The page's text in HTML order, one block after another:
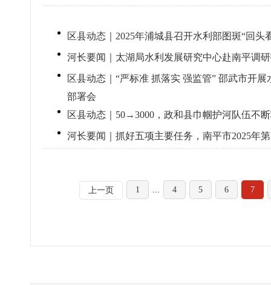
区县动态｜2025年浦城县召开水利部图斑“回头
河长要闻｜太湖局水利发展研究中心赴南平调
区县动态｜“严标准 抓落实 强监管” 邵武市开
部署会
区县动态｜50→3000，政和县巾帼护河队伍不
河长要闻｜抓好五项主要任务，南平市2025年
上一页 1 ... 4 5 6 7